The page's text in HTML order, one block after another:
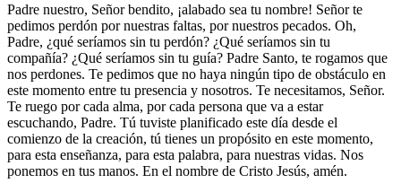
Padre nuestro, Señor bendito, ¡alabado sea tu nombre! Señor te
pedimos perdón por nuestras faltas, por nuestros pecados. Oh,
Padre, ¿qué seríamos sin tu perdón? ¿Qué seríamos sin tu
compañía? ¿Qué seríamos sin tu guía? Padre Santo, te rogamos que
nos perdones. Te pedimos que no haya ningún tipo de obstáculo en
este momento entre tu presencia y nosotros. Te necesitamos, Señor.
Te ruego por cada alma, por cada persona que va a estar
escuchando, Padre. Tú tuviste planificado este día desde el
comienzo de la creación, tú tienes un propósito en este momento,
para esta enseñanza, para esta palabra, para nuestras vidas. Nos
ponemos en tus manos. En el nombre de Cristo Jesús, amén.